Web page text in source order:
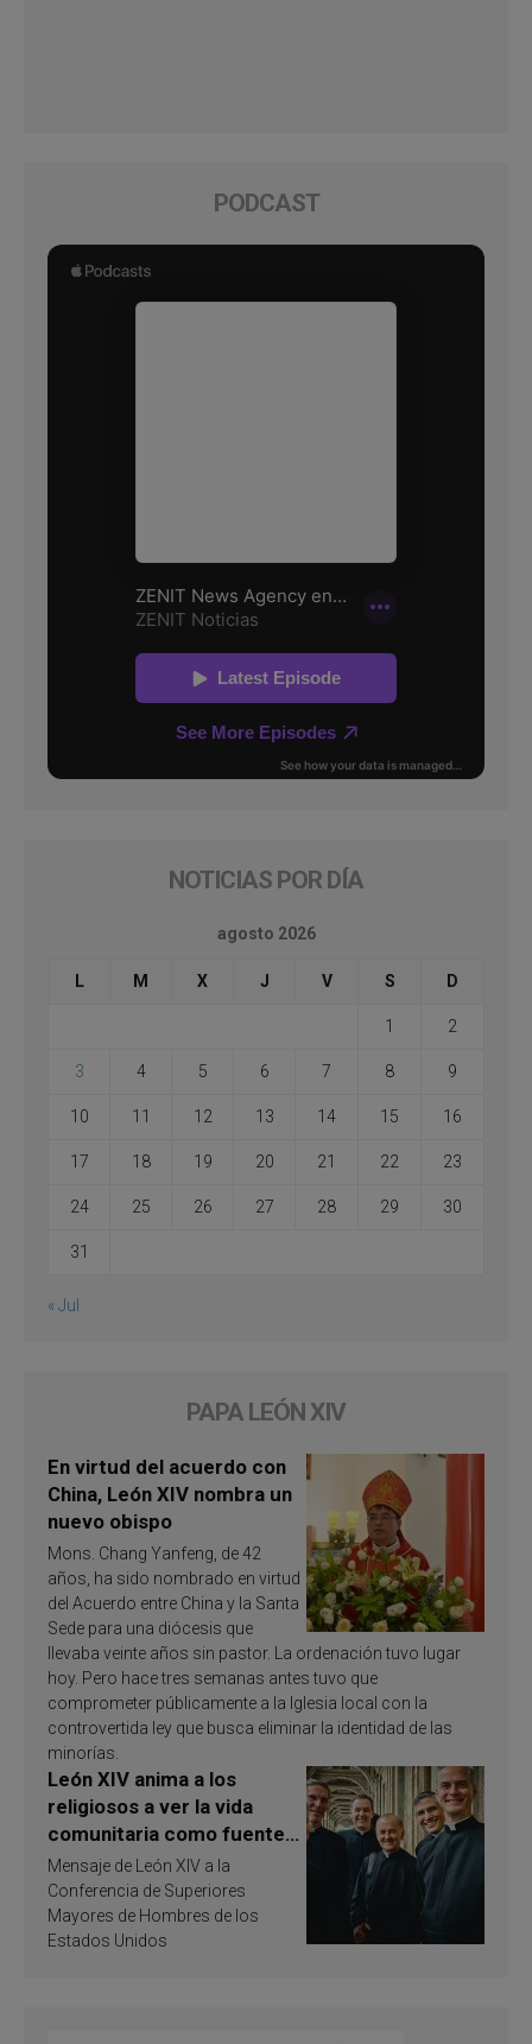
PODCAST
NOTICIAS POR DÍA
agosto 2026
L M X J V S D
1 2
3 4 5 6 7 8 9
10 11 12 13 14 15 16
17 18 19 20 21 22 23
24 25 26 27 28 29 30
31
« Jul
PAPA LEÓN XIV
En virtud del acuerdo con
China, León XIV nombra un
nuevo obispo
Mons. Chang Yanfeng, de 42
años, ha sido nombrado en virtud
del Acuerdo entre China y la Santa
Sede para una diócesis que
llevaba veinte años sin pastor. La ordenación tuvo lugar
hoy. Pero hace tres semanas antes tuvo que
comprometer públicamente a la Iglesia local con la
controvertida ley que busca eliminar la identidad de las
minorías.
León XIV anima a los
religiosos a ver la vida
comunitaria como fuente
de inspiración y
santificación
Mensaje de León XIV a la
Conferencia de Superiores
Mayores de Hombres de los
Estados Unidos